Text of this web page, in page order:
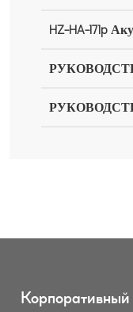
HZ-HA-171p
Корпоративный